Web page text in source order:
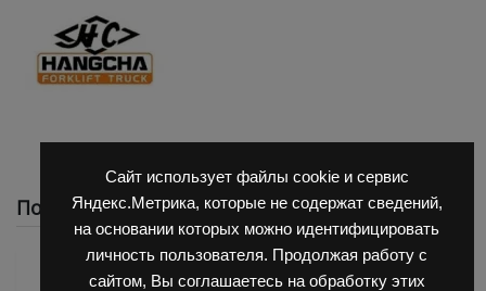
Сайт использует файлы cookie и сервис
Яндекс.Метрика, которые не содержат сведений,
на основании которых можно идентифицировать
личность пользователя. Продолжая работу с
сайтом, Вы соглашаетесь на обработку этих
Похожие